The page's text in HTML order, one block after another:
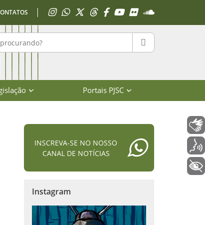
Acessar Instagram
Acessar WhatsApp
Acessar XAcessar Threads
Acessar Facebook
Acessar YouTube
Acessar Flickr
Acessar
portal PESQUISAR
Portais PJSC
INSCREVA-SE NO NOSSO
CANAL DE NOTÍCIAS
Instagram
Libras
+ Acessibilidade